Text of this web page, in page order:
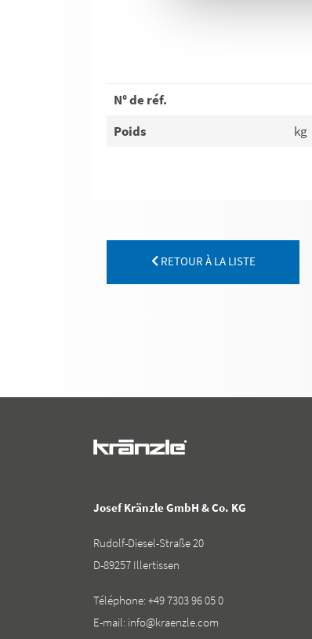
N° de réf.
Poids
kg
RETOUR À LA LISTE
Josef Kränzle GmbH & Co. KG
Rudolf-Diesel-Straße 20
D-89257 Illertissen
Téléphone:+49 7303 96 05 0
E-mail: info@kraenzle.com